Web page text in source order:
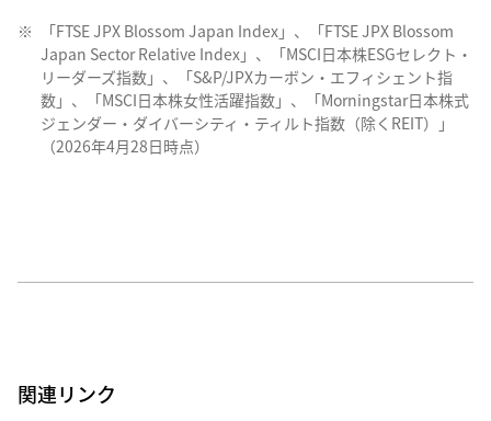
「FTSE JPX Blossom Japan Index」、「FTSE JPX Blossom
Japan Sector Relative Index」、「MSCI日本株ESGセレクト・
リーダーズ指数」、「S&P/JPXカーボン・エフィシェント指
数」、「MSCI日本株女性活躍指数」、「Morningstar日本株式
ジェンダー・ダイバーシティ・ティルト指数（除くREIT）」
（2026年4月28日時点）
関連リンク